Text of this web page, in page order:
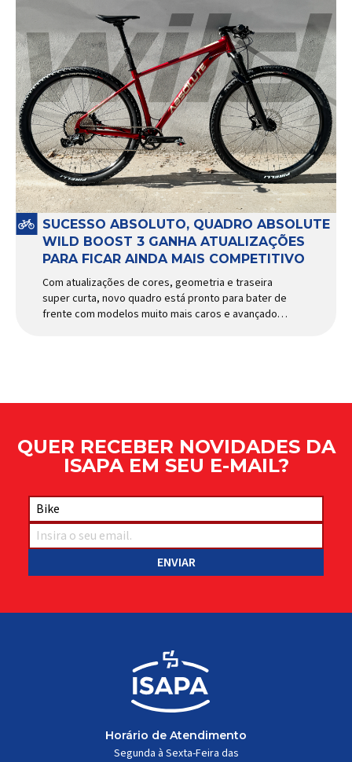
SUCESSO ABSOLUTO, QUADRO ABSOLUTE
WILD BOOST 3 GANHA ATUALIZAÇÕES
PARA FICAR AINDA MAIS COMPETITIVO
Com atualizações de cores, geometria e traseira
super curta, novo quadro está pronto para bater de
frente com modelos muito mais caros e avançados
QUER RECEBER NOVIDADES DA
ISAPA EM SEU E-MAIL?
Horário de Atendimento
Segunda à Sexta-Feira das